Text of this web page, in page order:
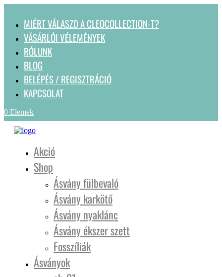
MIÉRT VÁLASZD A CLEOCOLLECTION-T?
VÁSÁRLÓI VÉLEMÉNYEK
RÓLUNK
BLOG
BELÉPÉS / REGISZTRÁCIÓ
KAPCSOLAT
0 Elemek
Akció
Shop
Ásvány fülbevaló
Ásvány karkötő
Ásvány nyaklánc
Ásvány ékszer szett
Fosszíliák
Ásványok